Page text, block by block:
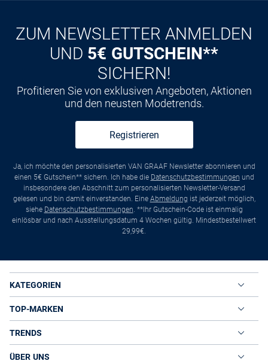
ZUM NEWSLETTER ANMELDEN
UND 5€ GUTSCHEIN**
SICHERN!
Profitieren Sie von exklusiven Angeboten, Aktionen
und den neusten Modetrends.
Registrieren
Ja, ich möchte den personalisierten VAN GRAAF Newsletter abonnieren und
einen 5€ Gutschein** sichern. Ich habe die Datenschutzbestimmungen und
insbesondere den Abschnitt zum personalisierten Newsletter-Versand
gelesen und bin damit einverstanden. Eine Abmeldung ist jederzeit möglich,
siehe Datenschutzbestimmungen. **Ihr Gutschein-Code ist einmalig
einlösbar und nach Ausstellungsdatum 4 Wochen gültig. Mindestbestellwert
29,99€.
KATEGORIEN
TOP-MARKEN
TRENDS
ÜBER UNS